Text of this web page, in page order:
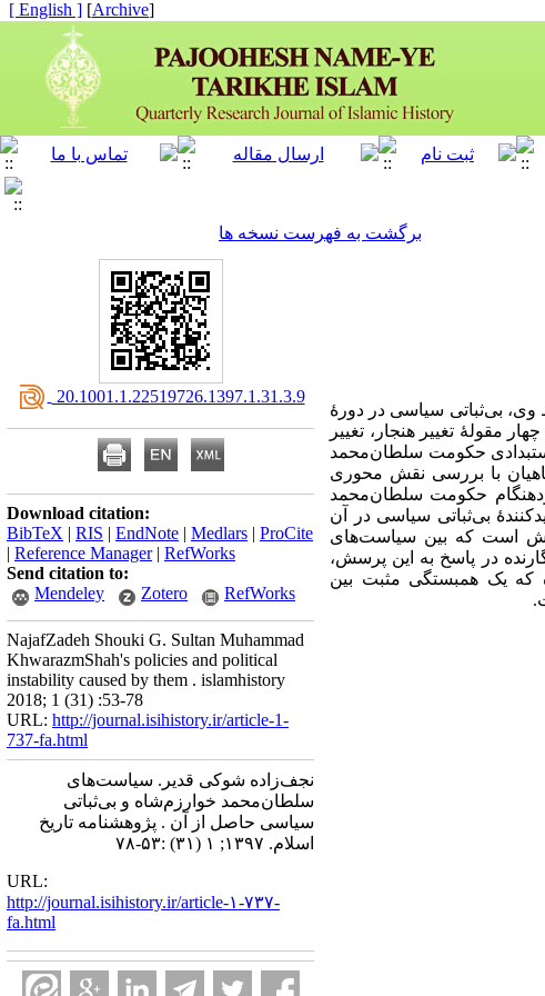
[
Archive
]
[ English ]
برگشت به فهرست نسخه ها
وی، بی‌‌ثباتی سیاسی در دورۀ
مقولۀ تغییر هنجار، تغییر
حکومت سلطان‌محمد
با بررسی نقش محوری
حکومت سلطان‌محمد
بی‌‌ثباتی سیاسی در آن
‌است که بین سیاست‌‌های
در پاسخ به این پرسش،
که یک همبستگی مثبت بین
‎ 20.1001.1.22519726.1397.1.31.3.9
Download citation:
BibTeX | RIS | EndNote | Medlars | ProCite
| Reference Manager| RefWorks
Send citation to:
Mendeley
Zotero RefWorks
NajafZadeh Shouki G. Sultan Muhammad
KhwarazmShah's policies and political
instability caused by them . islamhistory
2018; 1 (31) :53-78
URL: http://journal.isihistory.ir/article-1-
737-fa.html
نجف‌زاده شوکی قدیر. سیاست‌های
سلطان‌محمد خوارزم‌شاه و بی‌ثباتی
سیاسی حاصل از آن . پژوهشنامه تاریخ
اسلام. ۱۳۹۷; ۱ (۳۱) :۵۳-۷۸
URL:
http://journal.isihistory.ir/article-۱-۷۳۷-
fa.html